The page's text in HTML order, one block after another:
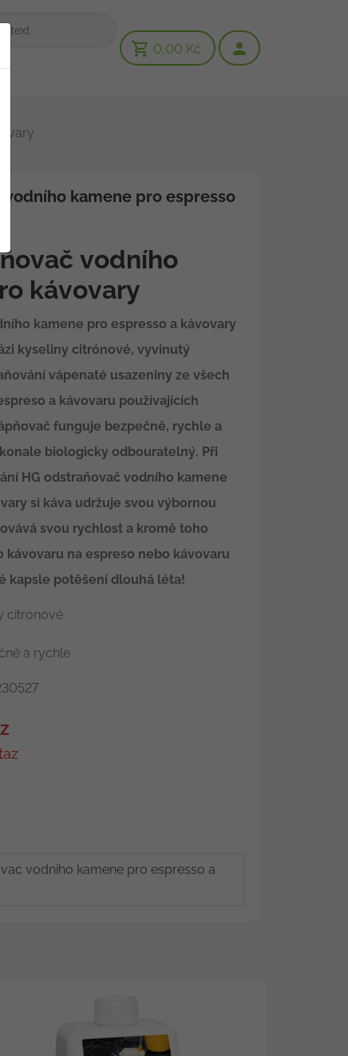
0,00 Kč
vodního kamene pro espresso
vodního
kávovary
kamene pro espresso a kávovary
kyseliny citrónové, vyvinutý
vápenaté usazeniny ze všech
a kávovaru používajících
funguje bezpečně, rychle a
biologicky odbouratelný. Při
HG odstraňovač vodního kamene
si káva udržuje svou výbornou
svou rychlost a kromě toho
kávovaru na espreso nebo kávovaru
kapsle potěšení dlouhá léta!
citronové
a rychle
vodniho kamene pro espresso a